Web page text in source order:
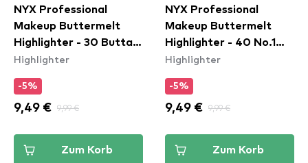
NYX Professional
Makeup Buttermelt
Highlighter - 30 Butta
Bling
Highlighter
-5%
9,49 € 9,99 €
Zum Korb
NYX Professional
Makeup Buttermelt
Highlighter - 40 No.1
Butta
Highlighter
-5%
9,49 € 9,99 €
Zum Korb